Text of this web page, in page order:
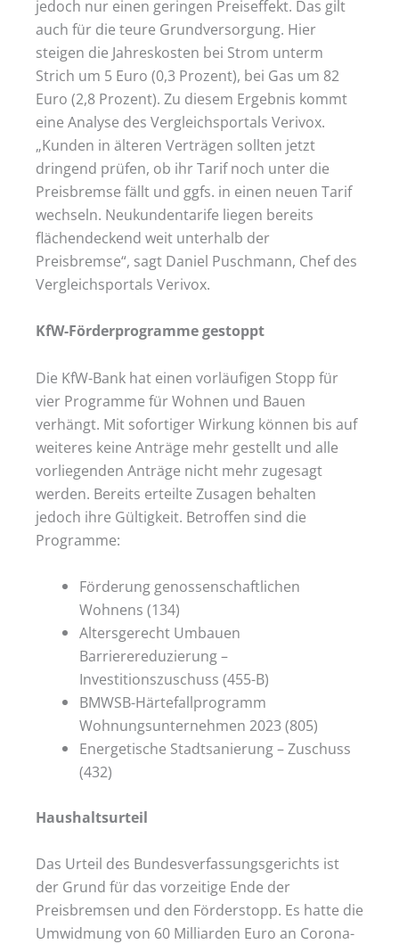
jedoch nur einen geringen Preiseffekt. Das gilt
auch für die teure Grundversorgung. Hier
steigen die Jahreskosten bei Strom unterm
Strich um 5 Euro (0,3 Prozent), bei Gas um 82
Euro (2,8 Prozent). Zu diesem Ergebnis kommt
eine Analyse des Vergleichsportals Verivox.
„Kunden in älteren Verträgen sollten jetzt
dringend prüfen, ob ihr Tarif noch unter die
Preisbremse fällt und ggfs. in einen neuen Tarif
wechseln. Neukundentarife liegen bereits
flächendeckend weit unterhalb der
Preisbremse“, sagt Daniel Puschmann, Chef des
Vergleichsportals Verivox.
KfW-Förderprogramme gestoppt
Die KfW-Bank hat einen vorläufigen Stopp für
vier Programme für Wohnen und Bauen
verhängt. Mit sofortiger Wirkung können bis auf
weiteres keine Anträge mehr gestellt und alle
vorliegenden Anträge nicht mehr zugesagt
werden. Bereits erteilte Zusagen behalten
jedoch ihre Gültigkeit. Betroffen sind die
Programme:
Förderung genossenschaftlichen
Wohnens (134)
Altersgerecht Umbauen
Barrierereduzierung –
Investitionszuschuss (455-B)
BMWSB-Härtefallprogramm
Wohnungsunternehmen 2023 (805)
Energetische Stadtsanierung – Zuschuss
(432)
Haushaltsurteil
Das Urteil des Bundesverfassungsgerichts ist
der Grund für das vorzeitige Ende der
Preisbremsen und den Förderstopp. Es hatte die
Umwidmung von 60 Milliarden Euro an Corona-